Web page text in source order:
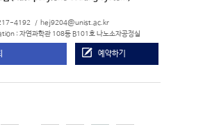
4192 hej9204@unist.ac.kr
: 자연과학관 108동 B101호 나노소자공정실
예약하기